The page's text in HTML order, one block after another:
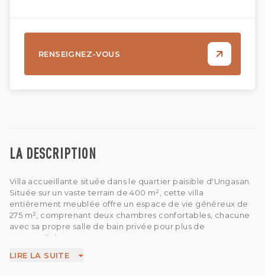
LA DESCRIPTION
Villa accueillante située dans le quartier paisible d'Ungasan.
Située sur un vaste terrain de 400 m², cette villa
entièrement meublée offre un espace de vie généreux de
275 m², comprenant deux chambres confortables, chacune
avec sa propre salle de bain privée pour plus de
commodité.
à manger et la cuisine bien équipée, créant une
LIRE LA SUITE
RENSEIGNEZ-VOUS